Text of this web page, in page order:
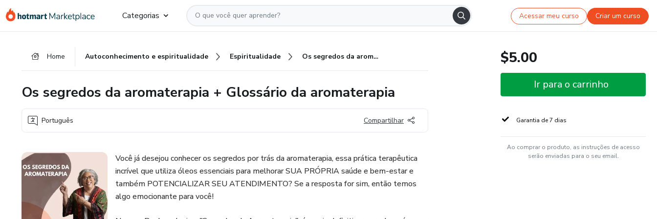
para
para
para
Categorias Acessar meu curso Criar um curso
Home Autoconhecimento e espiritualidade Espiritualidade Os segredos da aromaterapia + Glossário da aromaterapia
Os segredos da aromaterapia + Glossário da aromaterapia
Português Compartilhar
Você já desejou conhecer os segredos por trás da aromaterapia, essa prática terapêutica
incrível que utiliza óleos essenciais para melhorar SUA PRÓPRIA saúde e bem-estar e
também POTENCIALIZAR SEU ATENDIMENTO? Se a resposta for sim, então temos
algo emocionante para você!
$5.00
Ir para o carrinho
Garantia de 7 dias
Ao comprar o produto, as instruções de acesso
serão enviadas para o seu email.